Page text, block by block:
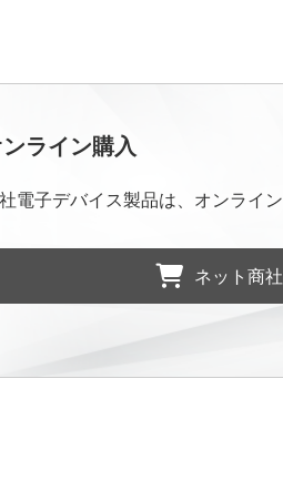
ライン購入
電子デバイス製品は、オンライ
ネット商